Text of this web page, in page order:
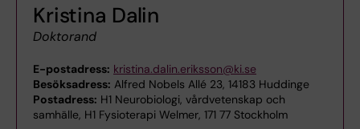
Kristina Dalin
Doktorand
E-postadress: kristina.dalin.eriksson@ki.se
Besöksadress: Alfred Nobels Allé 23, 14183 Huddinge
Postadress: H1 Neurobiologi, vårdvetenskap och
samhälle, H1 Fysioterapi Welmer, 171 77 Stockholm